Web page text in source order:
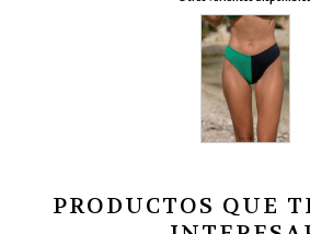
PRODUCTOS QUE